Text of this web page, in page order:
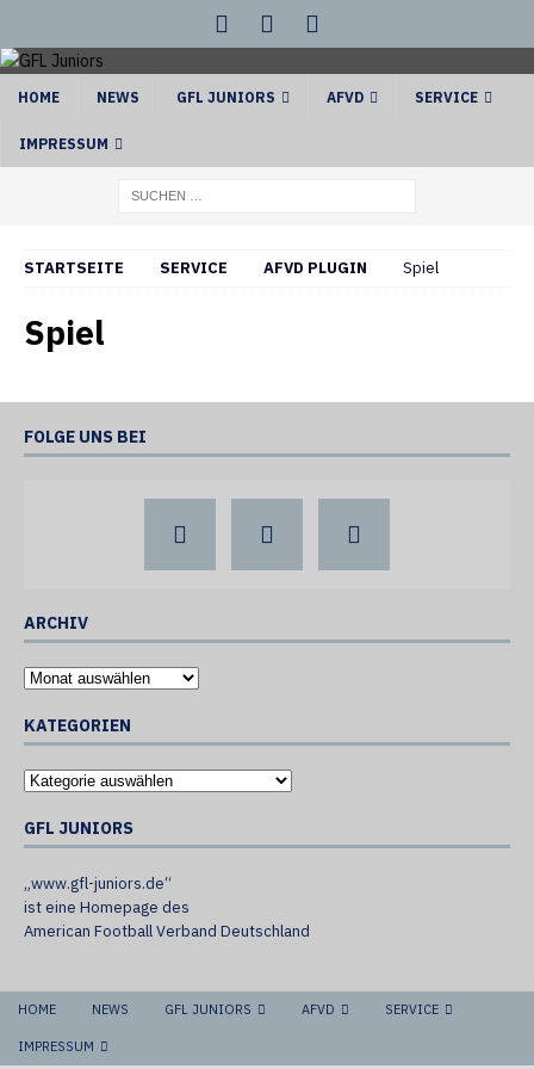
HOME NEWS GFL JUNIORS AFVD SERVICE
IMPRESSUM
STARTSEITE SERVICE AFVD PLUGIN Spiel
Spiel
FOLGE UNS BEI
ARCHIV
KATEGORIEN
GFL JUNIORS
„www.gfl-juniors.de“
ist eine Homepage des
American Football Verband Deutschland
HOME NEWS GFL JUNIORS AFVD SERVICE
IMPRESSUM